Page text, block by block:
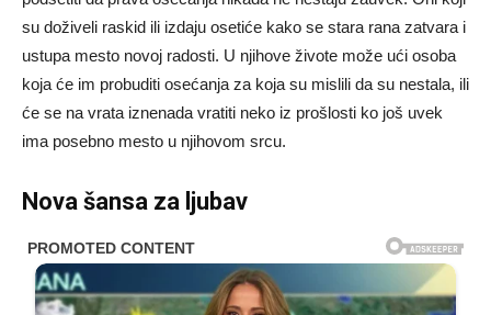
su doživeli raskid ili izdaju osetiće kako se stara rana zatvara i
ustupa mesto novoj radosti. U njihove živote može ući osoba
koja će im probuditi osećanja za koja su mislili da su nestala, ili
će se na vrata iznenada vratiti neko iz prošlosti ko još uvek
ima posebno mesto u njihovom srcu.
Nova šansa za ljubav